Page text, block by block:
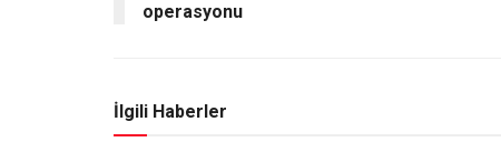
operasyonu
İlgili Haberler